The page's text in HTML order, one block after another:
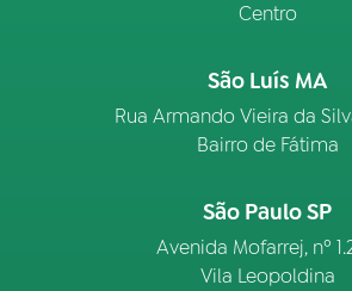
Centro
São Luís MA
Rua Armando Vieira da
Bairro de Fátima
São Paulo SP
Avenida Mofarrej, nº
Vila Leopoldina